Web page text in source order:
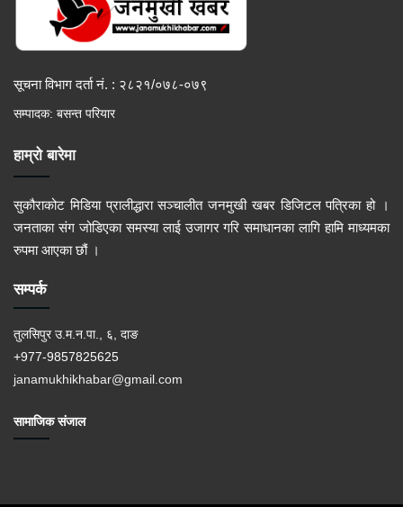
सूचना विभाग दर्ता नं. : २८२१/०७८-०७९
सम्पादक: बसन्त परियार
हाम्रो बारेमा
सुकौराकोट मिडिया प्रालीद्धारा सञ्चालीत जनमुखी खबर डिजिटल पत्रिका हो ।
जनताका संग जोडिएका समस्या लाई उजागर गरि समाधानका लागि हामि माध्यमका
रुपमा आएका छौं ।
सम्पर्क
तुलसिपुर उ.म.न.पा., ६, दाङ
+977-9857825625
janamukhikhabar@gmail.com
सामाजिक संजाल